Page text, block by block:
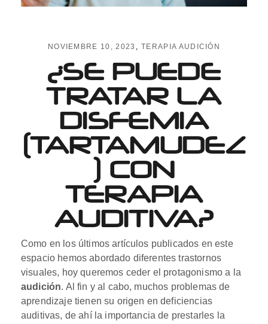
NOVIEMBRE 10, 2023 TERAPIA AUDICIÓN
¿SE PUEDE
TRATAR LA
DISFEMIA
(TARTAMUDEZ
) CON
TERAPIA
AUDITIVA?
Como en los últimos artículos publicados en este
espacio hemos abordado diferentes trastornos
visuales, hoy queremos ceder el protagonismo a la
audición. Al fin y al cabo, muchos problemas de
aprendizaje tienen su origen en deficiencias
auditivas, de ahí la importancia de prestarles la